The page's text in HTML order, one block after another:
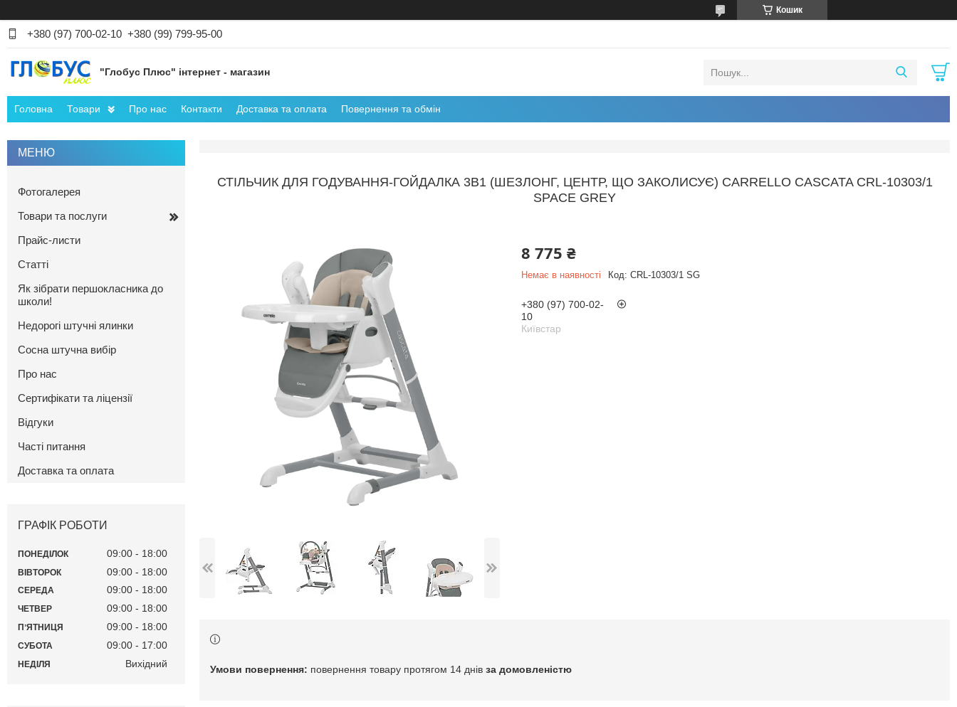
Кошик
+380 (97) 700-02-10 +380 (99) 799-95-00
"Глобус Плюс" інтернет - магазин
Головна Товари Про нас Контакти Доставка та оплата Повернення та обмін
СТІЛЬЧИК ДЛЯ ГОДУВАННЯ-ГОЙДАЛКА 3В1 (ШЕЗЛОНГ, ЦЕНТР, ЩО ЗАКОЛИСУЄ) CARRELLO CASCATA CRL-10303/1
SPACE GREY
8 775 ₴
Немає в наявності Код: CRL-10303/1 SG
+380 (97) 700-02-
10
Київстар
повернення товару протягом 14 днів за домовленістю
Фотогалерея
Товари та послуги
Прайс-листи
Статті
Як зібрати першокласника до
школи!
Недорогі штучні ялинки
Сосна штучна вибір
Про нас
Сертифікати та ліцензії
Відгуки
Часті питання
Доставка та оплата
ГРАФІК РОБОТИ
ПОНЕДІЛОК 09:00 18:00
ВІВТОРОК 09:00 18:00
СЕРЕДА 09:00 18:00
ЧЕТВЕР 09:00 18:00
ПʼЯТНИЦЯ 09:00 18:00
СУБОТА 09:00 17:00
НЕДІЛЯ Вихідний